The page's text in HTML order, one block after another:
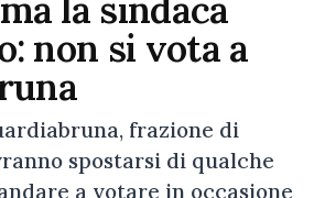
non si vota a
frazione di
spostarsi di qualche
a votare in occasione